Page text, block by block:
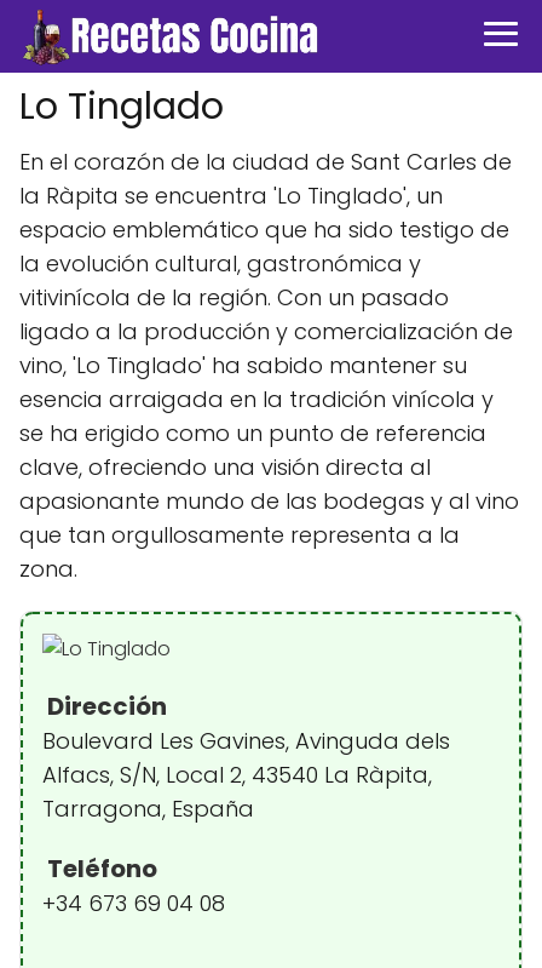
Lo Tinglado
En el corazón de la ciudad de Sant Carles de
la Ràpita se encuentra 'Lo Tinglado', un
espacio emblemático que ha sido testigo de
la evolución cultural, gastronómica y
vitivinícola de la región. Con un pasado
ligado a la producción y comercialización de
vino, 'Lo Tinglado' ha sabido mantener su
esencia arraigada en la tradición vinícola y
se ha erigido como un punto de referencia
clave, ofreciendo una visión directa al
apasionante mundo de las bodegas y al vino
que tan orgullosamente representa a la
zona.
Dirección
Boulevard Les Gavines, Avinguda dels
Alfacs, S/N, Local 2, 43540 La Ràpita,
Tarragona, España
Teléfono
+34 673 69 04 08